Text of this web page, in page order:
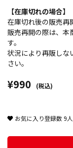
【在庫切れの場合】
在庫切れ後の販売再
販売再開の際は、本
す。
状況により再販しな
さい。
¥990 (税込)
お気に入り登録数9人